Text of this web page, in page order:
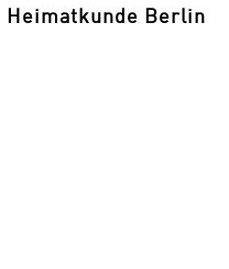
Heimatkunde Berlin